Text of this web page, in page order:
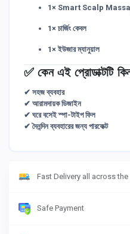
1× Smart Scalp
1× চার্জিং কেবল
1× ইউজার ম্যানুয়াল
✅ কেন এই প্রোডাক্টটি
✔ সহজ ব্যবহার
✔ আরামদায়ক ডিজাইন
✔ ঘরে বসেই স্পা-টাইপ ফিল
✔ দৈনন্দিন ব্যবহারের জন্য পারফেক্ট
Fast Delivery all across
Safe Payment